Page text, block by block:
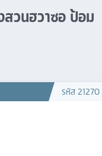
วนฮวาซอ ป้อม
รหัส21270